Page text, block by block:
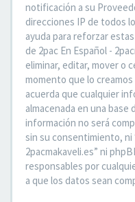
notificación a su
direcciones IP de todos
ayuda para reforzar
de 2pac En Español -
eliminar, editar, mover o
momento que lo
acuerda que cualquier
almacenada en una base
información no será
sin su consentimiento, ni
2pacmakaveli.es” ni
responsables por
a que los datos sean